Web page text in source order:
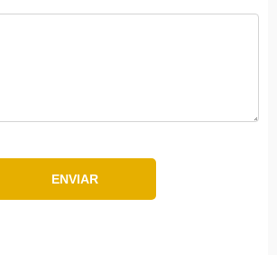
ENVIAR